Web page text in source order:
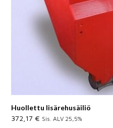
Huollettu lisärehusäiliö
372,17 € Sis. ALV 25,5%